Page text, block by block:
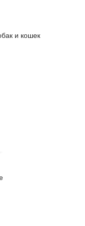
и кошек